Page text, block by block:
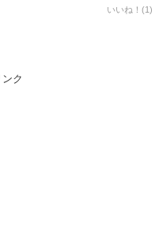
いいね！(1)
ク